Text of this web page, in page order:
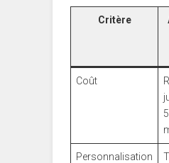
Critère
Coût
Personnalisation